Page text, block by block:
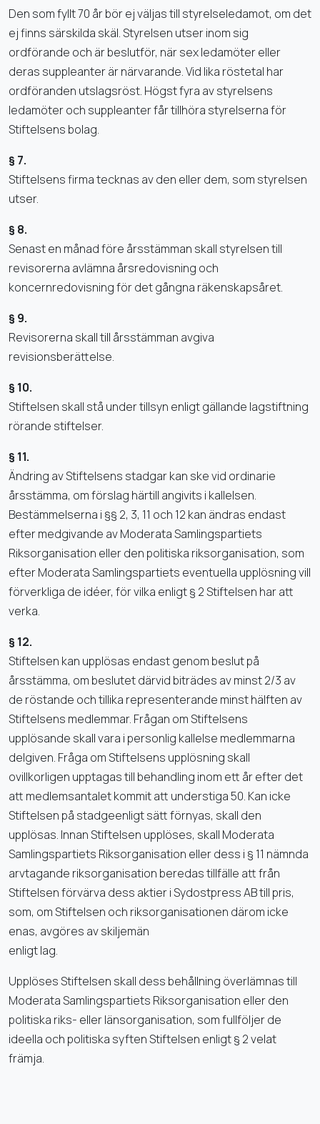
Den som fyllt 70 år bör ej väljas till styrelseledamot, om det
ej finns särskilda skäl. Styrelsen utser inom sig
ordförande och är beslutför, när sex ledamöter eller
deras suppleanter är närvarande. Vid lika röstetal har
ordföranden utslagsröst. Högst fyra av styrelsens
ledamöter och suppleanter får tillhöra styrelserna för
Stiftelsens bolag.
§ 7.
Stiftelsens firma tecknas av den eller dem, som styrelsen
utser.
§ 8.
Senast en månad före årsstämman skall styrelsen till
revisorerna avlämna årsredovisning och
koncernredovisning för det gångna räkenskapsåret.
§ 9.
Revisorerna skall till årsstämman avgiva
revisionsberättelse.
§ 10.
Stiftelsen skall stå under tillsyn enligt gällande lagstiftning
rörande stiftelser.
§ 11.
Ändring av Stiftelsens stadgar kan ske vid ordinarie
årsstämma, om förslag härtill angivits i kallelsen.
Bestämmelserna i §§ 2, 3, 11 och 12 kan ändras endast
efter medgivande av Moderata Samlingspartiets
Riksorganisation eller den politiska riksorganisation, som
efter Moderata Samlingspartiets eventuella upplösning vill
förverkliga de idéer, för vilka enligt § 2 Stiftelsen har att
verka.
§ 12.
Stiftelsen kan upplösas endast genom beslut på
årsstämma, om beslutet därvid biträdes av minst 2/3 av
de röstande och tillika representerande minst hälften av
Stiftelsens medlemmar. Frågan om Stiftelsens
upplösande skall vara i personlig kallelse medlemmarna
delgiven. Fråga om Stiftelsens upplösning skall
ovillkorligen upptagas till behandling inom ett år efter det
att medlemsantalet kommit att understiga 50. Kan icke
Stiftelsen på stadgeenligt sätt förnyas, skall den
upplösas. Innan Stiftelsen upplöses, skall Moderata
Samlingspartiets Riksorganisation eller dess i § 11 nämnda
arvtagande riksorganisation beredas tillfälle att från
Stiftelsen förvärva dess aktier i Sydostpress AB till pris,
som, om Stiftelsen och riksorganisationen därom icke
enas, avgöres av skiljemän
enligt lag.
Upplöses Stiftelsen skall dess behållning överlämnas till
Moderata Samlingspartiets Riksorganisation eller den
politiska riks- eller länsorganisation, som fullföljer de
ideella och politiska syften Stiftelsen enligt § 2 velat
främja.